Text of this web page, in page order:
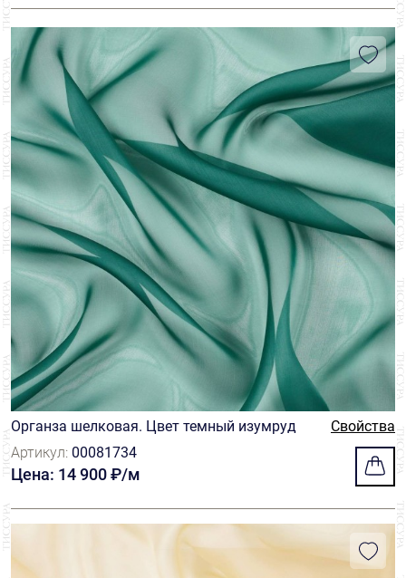
Волны 1
Геометрия 6
Горох 1
Клетка
Однотонный 72
Омбре/Деграде 8
Орнамент
Пейсли 1
Полоска
Растения 2
Цветы
Hi-Tech 5
Аппликация 15
Бисер/Бусины
Вышивка 38
Металлический Эффект 10
Пайетки 3
Перфорация 5
Стразы/Кристаллы 1
СТРАНА
Австрия 8
Италия 102
Франция 21
Швейцария 54
БРЕНД
Aldo Bianchi 2
3
Binda
Carnet 32
Fasac
Forster Rohner 25
HOH 8
Hausammann
Luigi Verga 3
ЦЕНА
₽ ₽
Органза шелковая. Цвет темный изумруд
Свойства
Артикул: 00081734
Цена: 14 900 ₽/м